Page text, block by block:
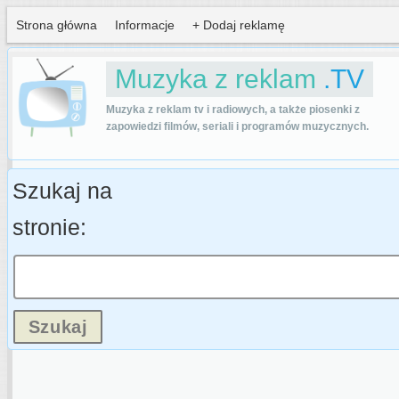
Strona główna Informacje + Dodaj reklamę
Muzyka z reklam .TV
Muzyka z reklam tv i radiowych, a także piosenki z
zapowiedzi filmów, seriali i programów muzycznych.
Szukaj na
stronie: